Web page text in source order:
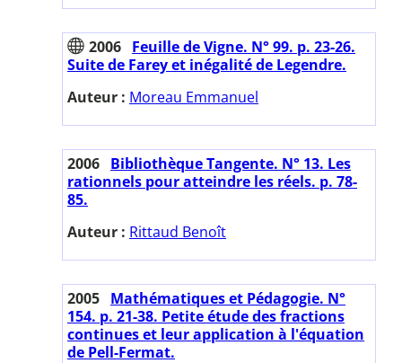
2006 Feuille de Vigne. N° 99. p. 23-26.
Suite de Farey et inégalité de Legendre.
Auteur : Moreau Emmanuel
2006 Bibliothèque Tangente. N° 13. Les
rationnels pour atteindre les réels. p. 78-
85.
Auteur : Rittaud Benoît
2005 Mathématiques et Pédagogie. N°
154. p. 21-38. Petite étude des fractions
continues et leur application à l'équation
de Pell-Fermat.